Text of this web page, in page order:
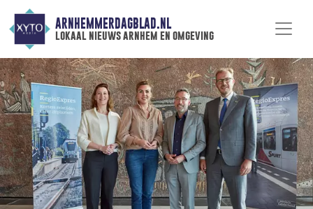
ARNHEMMERDAGBLAD.NL
lokaal nieuws arnhem en omgeving